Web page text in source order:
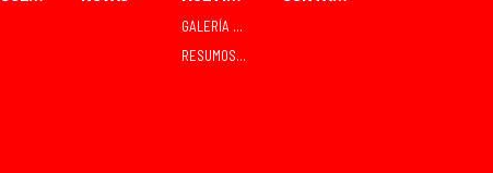
GALERÍA FOTOGRÁFICA
RESUMOS TVE TELEDEPORTE